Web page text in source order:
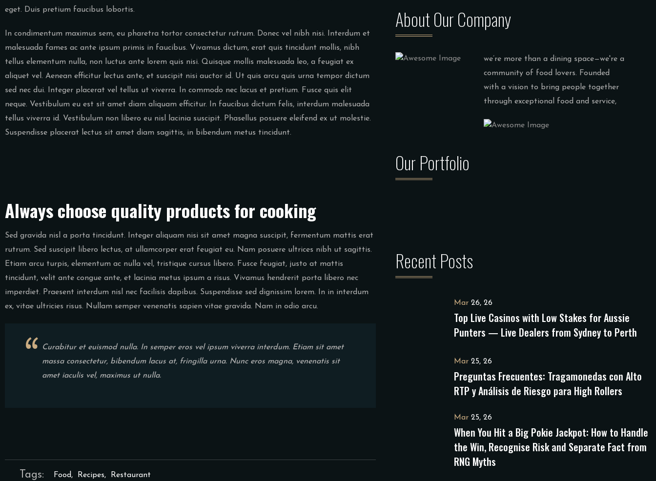
eget. Duis pretium faucibus lobortis.
In condimentum maximus sem, eu pharetra tortor consectetur rutrum. Donec vel nibh nisi. Interdum et
malesuada fames ac ante ipsum primis in faucibus. Vivamus dictum, erat quis tincidunt mollis, nibh
tellus elementum nulla, non luctus ante lorem quis nisi. Quisque mollis malesuada leo, a feugiat ex
aliquet vel. Aenean efficitur lectus ante, et suscipit nisi auctor id. Ut quis arcu quis urna tempor dictum
sed nec dui. Integer placerat vel tellus ut viverra. In commodo nec lacus et pretium. Fusce quis elit
neque. Vestibulum eu est sit amet diam aliquam efficitur. In faucibus dictum felis, interdum malesuada
tellus viverra id. Vestibulum non libero eu nisl lacinia suscipit. Phasellus posuere eleifend ex ut molestie.
Suspendisse placerat lectus sit amet diam sagittis, in bibendum metus tincidunt.
Always choose quality products for cooking
Sed gravida nisl a porta tincidunt. Integer aliquam nisi sit amet magna suscipit, fermentum mattis erat
rutrum. Sed suscipit libero lectus, at ullamcorper erat feugiat eu. Nam posuere ultrices nibh ut sagittis.
Etiam arcu turpis, elementum ac nulla vel, tristique cursus libero. Fusce feugiat, justo at mattis
tincidunt, velit ante congue ante, et lacinia metus ipsum a risus. Vivamus hendrerit porta libero nec
imperdiet. Praesent interdum nisl nec facilisis dapibus. Suspendisse sed dignissim lorem. In in interdum
ex, vitae ultricies risus. Nullam semper venenatis sapien vitae gravida. Nam in odio arcu.
Curabitur et euismod nulla. In semper eros vel ipsum viverra interdum. Etiam sit amet
massa consectetur, bibendum lacus at, fringilla urna. Nunc eros magna, venenatis sit
amet iaculis vel, maximus ut nulla.
Tags: Food, Recipes, Restaurant
About Our Company
we’re more than a dining space—we're a
community of food lovers. Founded
with a vision to bring people together
through exceptional food and service,
Our Portfolio
Recent Posts
Mar26, 26
Top Live Casinos with Low Stakes for Aussie
Punters — Live Dealers from Sydney to Perth
Mar25, 26
Preguntas Frecuentes: Tragamonedas con Alto
RTP y Análisis de Riesgo para High Rollers
Mar25, 26
When You Hit a Big Pokie Jackpot: How to Handle
the Win, Recognise Risk and Separate Fact from
RNG Myths